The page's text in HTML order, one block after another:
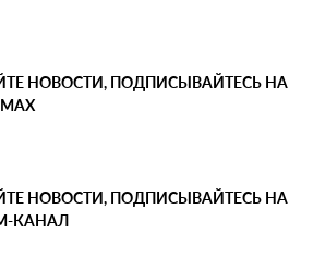
НОВОСТИ, ПОДПИСЫВАЙТЕСЬ НА
НОВОСТИ, ПОДПИСЫВАЙТЕСЬ НА
КАНАЛ